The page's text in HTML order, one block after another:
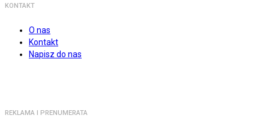
KONTAKT
O nas
Kontakt
Napisz do nas
REKLAMA I PRENUMERATA